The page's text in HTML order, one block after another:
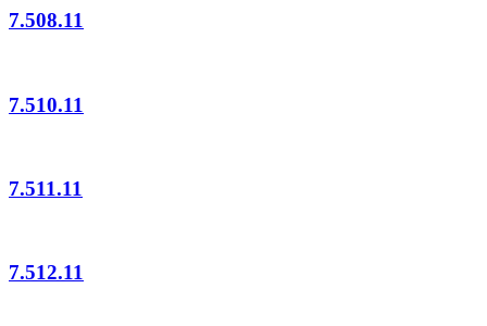
7.508.11
7.510.11
7.511.11
7.512.11